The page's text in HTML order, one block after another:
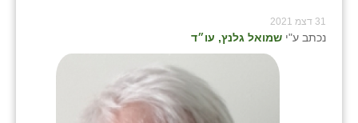
31 דצמ 2021
נכתב ע"י שמואל גלנץ, עו״ד